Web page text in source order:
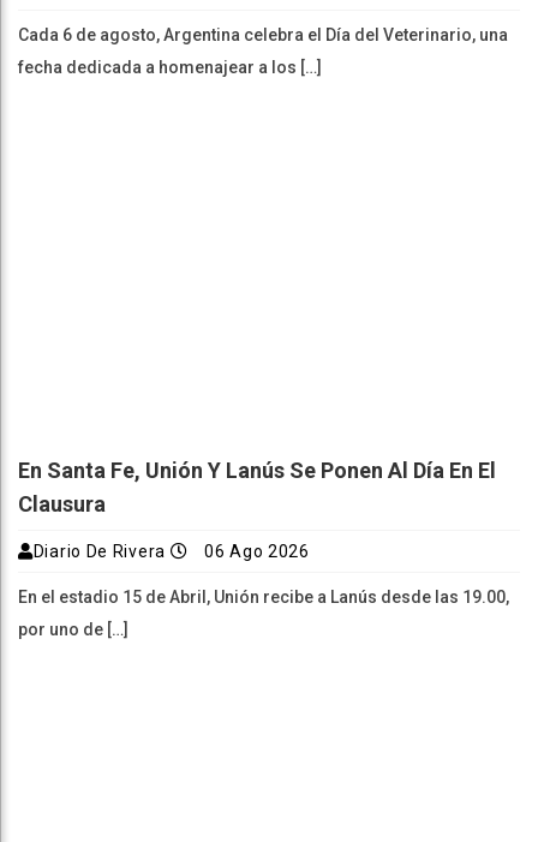
Cada 6 de agosto, Argentina celebra el Día del Veterinario, una
fecha dedicada a homenajear a los […]
En Santa Fe, Unión Y Lanús Se Ponen Al Día En El
Clausura
Diario De Rivera 06 Ago 2026
En el estadio 15 de Abril, Unión recibe a Lanús desde las 19.00,
por uno de […]